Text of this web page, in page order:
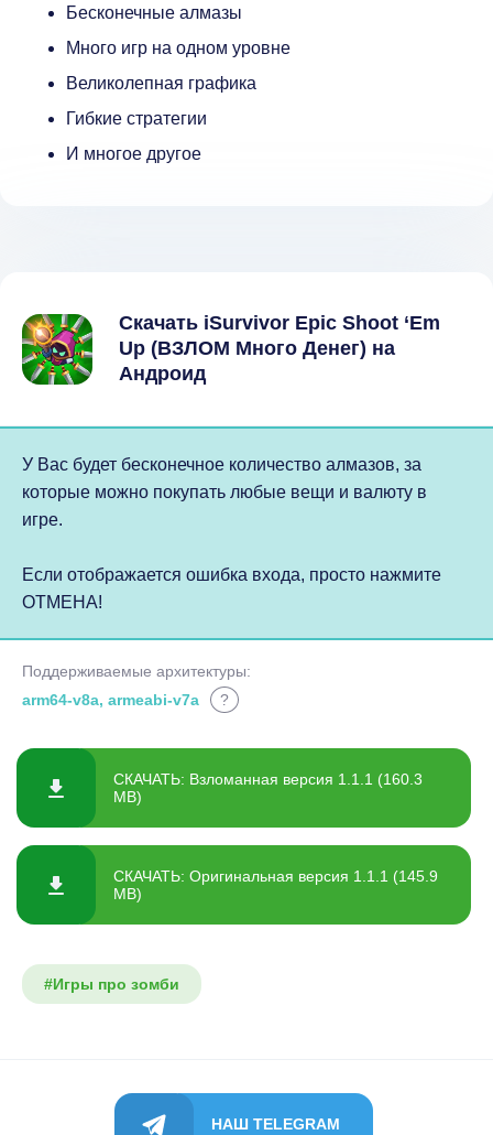
Бесконечные алмазы
Много игр на одном уровне
Великолепная графика
Гибкие стратегии
И многое другое
Скачать iSurvivor Epic Shoot ‘Em
Up (ВЗЛОМ Много Денег) на
Андроид
У Вас будет бесконечное количество алмазов, за
которые можно покупать любые вещи и валюту в
игре.
Если отображается ошибка входа, просто нажмите
ОТМЕНА!
Поддерживаемые архитектуры:
arm64-v8a, armeabi-v7a
?
СКАЧАТЬ: Взломанная версия 1.1.1 (160.3
MB)
СКАЧАТЬ: Оригинальная версия 1.1.1 (145.9
MB)
#Игры про зомби
НАШ TELEGRAM